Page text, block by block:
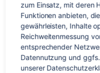
zum Einsatz, mit deren
Funktionen anbieten,
gewährleisten, Inhalte
Reichweitenmessung
entsprechender
Datennutzung und
unserer